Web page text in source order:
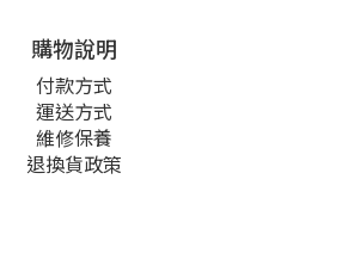
購物說明
付款方式
運送方式
維修保養
退換貨政策